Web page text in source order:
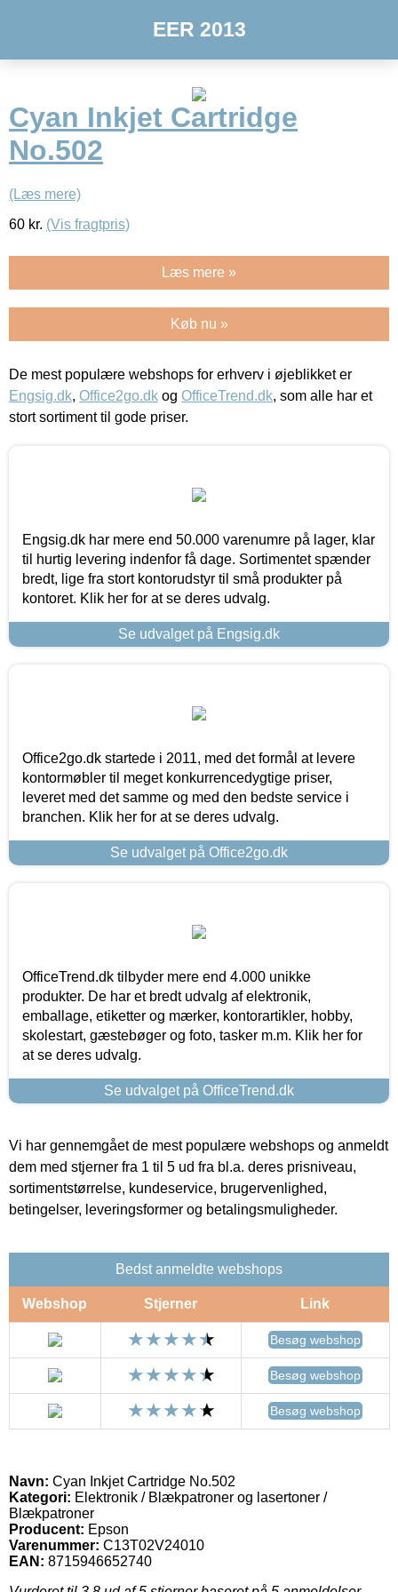
EER 2013
Cyan Inkjet Cartridge
No.502
(Læs mere)
60 kr. (Vis fragtpris)
Læs mere »
Køb nu »
De mest populære webshops for erhverv i øjeblikket er
Engsig.dk, Office2go.dk og OfficeTrend.dk, som alle har et
stort sortiment til gode priser.
Engsig.dk har mere end 50.000 varenumre på lager, klar
til hurtig levering indenfor få dage. Sortimentet spænder
bredt, lige fra stort kontorudstyr til små produkter på
kontoret. Klik her for at se deres udvalg.
Se udvalget på Engsig.dk
Office2go.dk startede i 2011, med det formål at levere
kontormøbler til meget konkurrencedygtige priser,
leveret med det samme og med den bedste service i
branchen. Klik her for at se deres udvalg.
Se udvalget på Office2go.dk
OfficeTrend.dk tilbyder mere end 4.000 unikke
produkter. De har et bredt udvalg af elektronik,
emballage, etiketter og mærker, kontorartikler, hobby,
skolestart, gæstebøger og foto, tasker m.m. Klik her for
at se deres udvalg.
Se udvalget på OfficeTrend.dk
Vi har gennemgået de mest populære webshops og anmeldt
dem med stjerner fra 1 til 5 ud fra bl.a. deres prisniveau,
sortimentstørrelse, kundeservice, brugervenlighed,
betingelser, leveringsformer og betalingsmuligheder.
Bedst anmeldte webshops
Webshop Stjerner Link
Besøg webshop
Besøg webshop
Besøg webshop
Navn: Cyan Inkjet Cartridge No.502
Kategori: Elektronik / Blækpatroner og lasertoner /
Blækpatroner
Producent: Epson
Varenummer: C13T02V24010
EAN: 8715946652740